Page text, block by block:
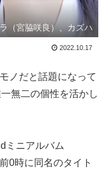
（宮脇咲良）、カズハ
2022.10.17
ノだと話題になって
無二の個性を活かし
ミニアルバム
0時に同名のタイト